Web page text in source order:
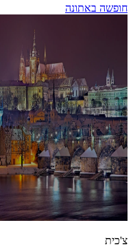
חופשה באתונה
צ'כית